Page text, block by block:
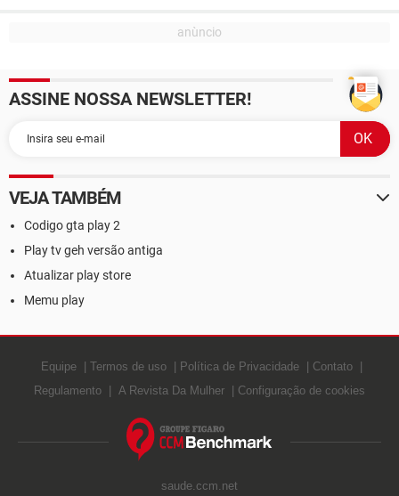
ASSINE NOSSA NEWSLETTER!
VEJA TAMBÉM
Codigo gta play 2
Play tv geh versão antiga
Atualizar play store
Memu play
Equipe Termos de uso Política de Privacidade
Contato
Regulamento
A Revista Da Mulher Configuração de cookies
saude.ccm.net